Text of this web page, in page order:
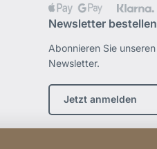
Newsletter bestellen
Abonnieren Sie unseren
Newsletter.
Jetzt anmelden